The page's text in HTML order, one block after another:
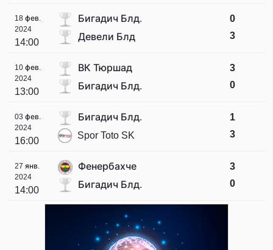
18 фев.
2024
14:00
Бигадич Блд.
Девели Блд
0
3
10 фев.
2024
13:00
ВК Тюршад
Бигадич Блд.
3
0
03 фев.
2024
16:00
Бигадич Блд.
Spor Toto SK
1
3
27 янв.
2024
14:00
Фенербахче
Бигадич Блд.
3
0